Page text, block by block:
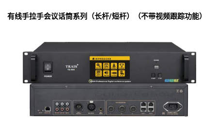
有线手拉手会议话筒系列（长杆/短杆）（不带视频跟踪功能）